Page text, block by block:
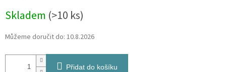
cena:
Skladem (>10 ks)
Můžeme doručit do: 10.8.2026
Přidat do košíku